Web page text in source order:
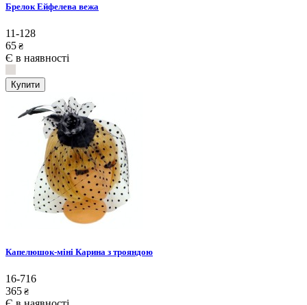
Брелок Ейфелева вежа
11-128
65 ₴
Є в наявності
Купити
Капелюшок-міні Карина з трояндою
16-716
365 ₴